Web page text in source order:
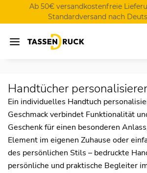
Ab 50€ versandkostenfreie
Standardversand nach
Handtücher
Ein individuelles Handtuch
Geschmack verbindet Funktionalität
Geschenk für einen besonderen
Element im eigenen Zuhause oder
des persönlichen Stils – bedruckte
persönliche und praktische Begleiter